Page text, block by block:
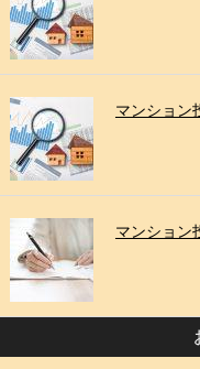
マンション
マンション